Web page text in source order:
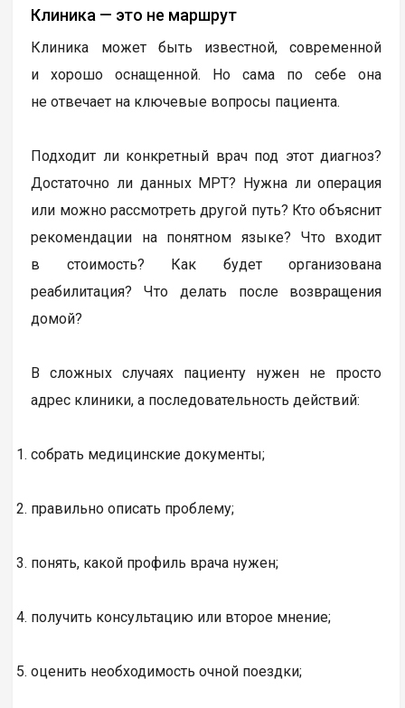
Клиника — это не маршрут
Клиника может быть известной, современной
и хорошо оснащенной. Но сама по себе она
не отвечает на ключевые вопросы пациента.
Подходит ли конкретный врач под этот диагноз?
Достаточно ли данных МРТ? Нужна ли операция
или можно рассмотреть другой путь? Кто объяснит
рекомендации на понятном языке? Что входит
в стоимость? Как будет организована
реабилитация? Что делать после возвращения
домой?
В сложных случаях пациенту нужен не просто
адрес клиники, а последовательность действий:
собрать медицинские документы;
правильно описать проблему;
понять, какой профиль врача нужен;
получить консультацию или второе мнение;
оценить необходимость очной поездки;